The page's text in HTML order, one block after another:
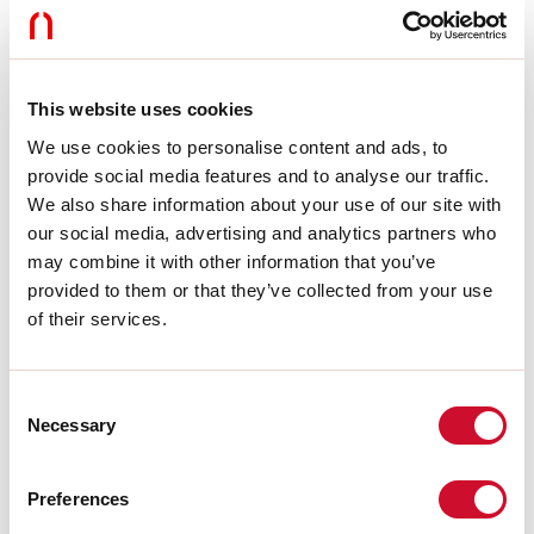
This website uses cookies
We use cookies to personalise content and ads, to
provide social media features and to analyse our traffic.
We also share information about your use of our site with
our social media, advertising and analytics partners who
may combine it with other information that you’ve
provided to them or that they’ve collected from your use
of their services.
Selection
Necessary
Preferences
Dimmung:
L:
244mm
Gewicht:
0.175kg
Technische Daten
Lichtstrom der Leuchte:
795lm
IP:
20
Isolationsklasse:
III
Nr. der Treiber pro Produkt:
Lichtquelle: